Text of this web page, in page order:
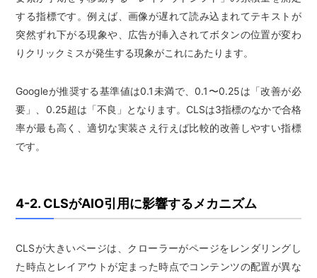
する指標です。例えば、画像が遅れて読み込まれてテキストが
突然ずれ下がる現象や、広告が挿入されてボタンの位置が変わ
りクリックミスが発生する現象がこれにあたります。
Googleが推奨する基準値は0.1未満で、0.1〜0.25は「改善が必
要」、0.25超は「不良」となります。CLSは3指標のなかで合格
率が最も高く、適切な実装さえ行えば比較的改善しやすい指標
です。
4-2. CLSがAIO引用に影響するメカニズム
CLSが大きいページは、クローラーがページをレンダリングし
た時点とレイアウトが定まった時点でコンテンツの配置が異な